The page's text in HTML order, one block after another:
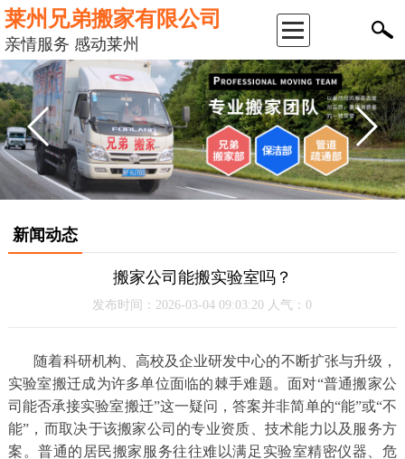
莱州兄弟搬家有限公司
亲情服务 感动莱州
返
回
首
页
司
服
务
新闻动态
搬家公司能搬实验室吗？
发布时间：2026-03-04 09:03:20 人气：0
随着科研机构、高校及企业研发中心的不断扩张与升级，
实验室搬迁成为许多单位面临的棘手难题。面对“普通搬家公
司能否承接实验室搬迁”这一疑问，答案并非简单的“能”或“不
能”，而取决于该搬家公司的专业资质、技术能力以及服务方
案。普通的居民搬家服务往往难以满足实验室精密仪器、危